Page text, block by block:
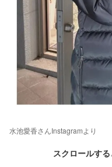
水池愛香さんInstagramより
スクロールす